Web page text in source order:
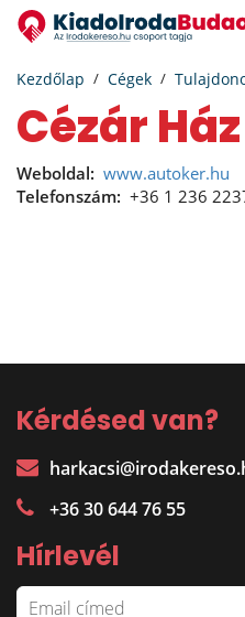
Kezdőlap Cégek
Cézár
Weboldal: www.autoker.hu
Telefonszám: +36 1 236
Kérdésed van?
+36 30 644 76 55
Hírlevél